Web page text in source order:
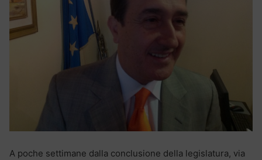
A poche settimane dalla conclusione della legislatura, via